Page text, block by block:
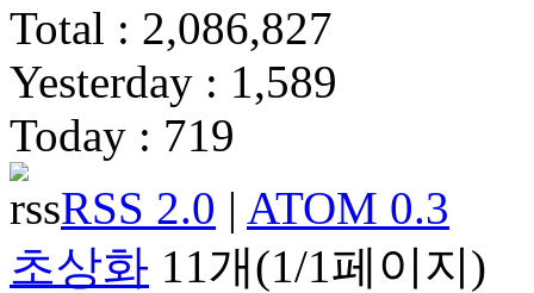
Total : 2,086,827
Yesterday : 1,589
Today : 719
RSS 2.0 | ATOM 0.3
초상화 11개(1/1페이지)